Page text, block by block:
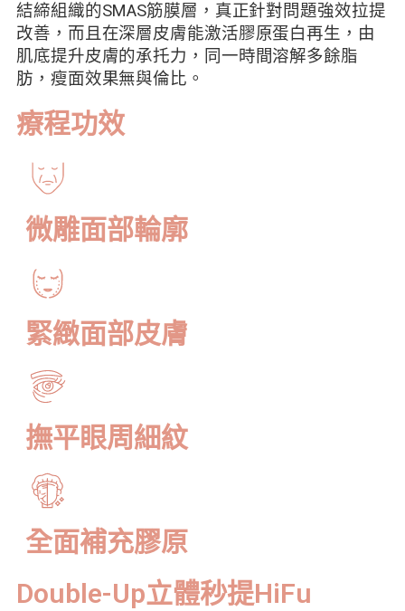
結締組織的SMAS筋膜層，真正針對問題強效拉提
改善，而且在深層皮膚能激活膠原蛋白再生，由
肌底提升皮膚的承托力，同一時間溶解多餘脂
肪，瘦面效果無與倫比。
療程功效
微雕面部輪廓
緊緻面部皮膚
撫平眼周細紋
全面補充膠原
Double-Up立體秒提HiFu